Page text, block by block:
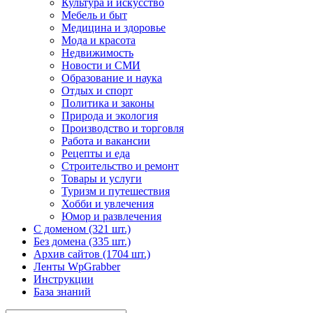
Мебель и быт
Медицина и здоровье
Мода и красота
Недвижимость
Новости и СМИ
Образование и наука
Отдых и спорт
Политика и законы
Природа и экология
Производство и торговля
Работа и вакансии
Рецепты и еда
Строительство и ремонт
Товары и услуги
Туризм и путешествия
Хобби и увлечения
Юмор и развлечения
С доменом (321 шт.)
Без домена (335 шт.)
Архив сайтов (1704 шт.)
Ленты WpGrabber
Инструкции
База знаний